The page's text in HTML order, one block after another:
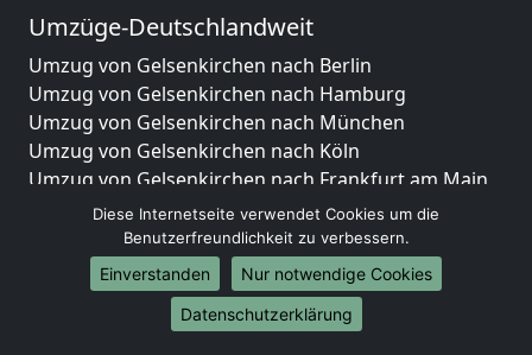
Umzüge-Deutschlandweit
Umzug von Gelsenkirchen nach Berlin
Umzug von Gelsenkirchen nach Hamburg
Umzug von Gelsenkirchen nach München
Umzug von Gelsenkirchen nach Köln
Umzug von Gelsenkirchen nach Frankfurt am Main
Umzug von Gelsenkirchen nach Stuttgart
Umzug von Gelsenkirchen nach Düsseldorf
Umzug von Gelsenkirchen nach Leipzig
Umzug von Gelsenkirchen nach Dortmund
Umzug von Gelsenkirchen nach Essen
Diese Internetseite verwendet Cookies um die
Benutzerfreundlichkeit zu verbessern.
Einverstanden
Nur notwendige Cookies
Datenschutzerklärung